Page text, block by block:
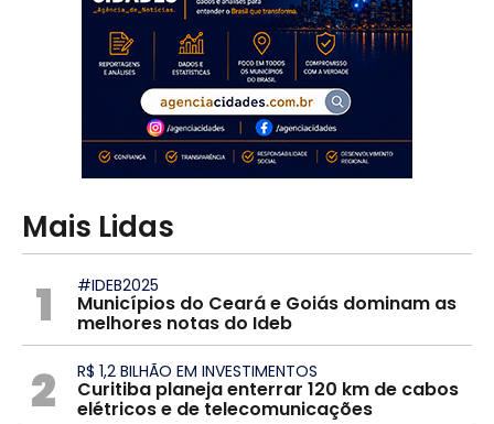
Mais Lidas
1 #IDEB2025
Municípios do Ceará e Goiás dominam as
melhores notas do Ideb
2 R$ 1,2 BILHÃO EM INVESTIMENTOS
Curitiba planeja enterrar 120 km de cabos
elétricos e de telecomunicações